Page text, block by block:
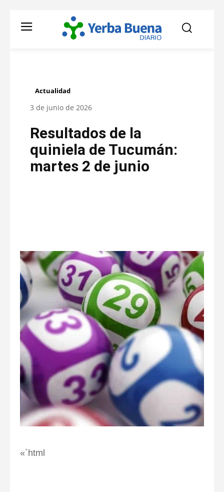
Actualidad
3 de junio de 2026
Resultados de la
quiniela de Tucumán:
martes 2 de junio
«`html